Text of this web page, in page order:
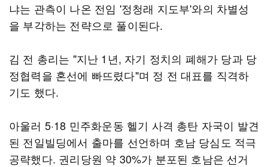
냐는 관측이 나온 전임 '정청래 지도부'와의 차별성
을 부각하는 전략으로 풀이된다.
김 전 총리는 "지난 1년, 자기 정치의 폐해가 당과 당
정협력을 혼선에 빠뜨렸다"며 정 전 대표를 직격하
기도 했다.
아울러 5·18 민주화운동 헬기 사격 총탄 자국이 발견
된 전일빌딩에서 출마를 선언하며 호남 당심도 적극
공략했다. 권리당원 약 30%가 분포된 호남은 선거